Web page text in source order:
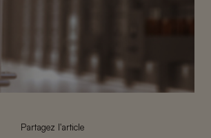
Partagez l'article